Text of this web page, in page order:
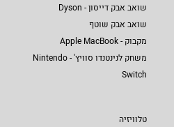
שואב אבק דייסון - Dyson
שואב אבק שוטף
מקבוק - Apple MacBook
משחק לנינטנדו סוויץ' - Nintendo
Switch
טלוויזיה